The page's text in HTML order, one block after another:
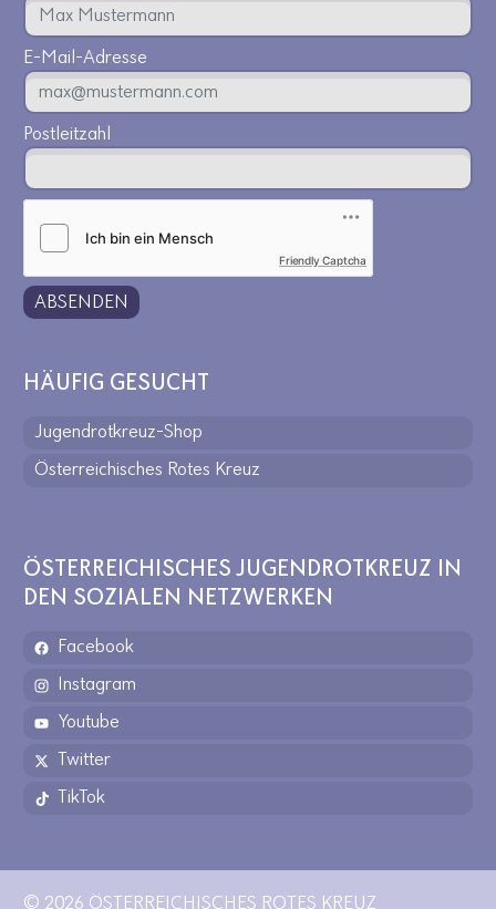
E-Mail-Adresse
Postleitzahl
Friendly Captcha
ABSENDEN
HÄUFIG GESUCHT
Jugendrotkreuz-Shop
Österreichisches Rotes Kreuz
ÖSTERREICHISCHES JUGENDROTKREUZ IN
DEN SOZIALEN NETZWERKEN
Facebook
Instagram
Youtube
Twitter
TikTok
© 2026 ÖSTERREICHISCHES ROTES KREUZ